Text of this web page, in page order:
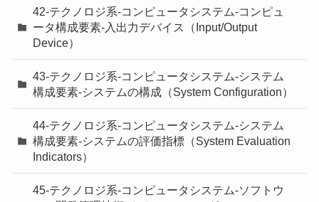
42-テクノロジ系-コンピュータシステム-コンピュ
ータ構成要素-入出力デバイス（Input/Output
Device）
43-テクノロジ系-コンピュータシステム-システム
構成要素-システムの構成（System Configuration）
44-テクノロジ系-コンピュータシステム-システム
構成要素-システムの評価指標（System Evaluation
Indicators）
45-テクノロジ系-コンピュータシステム-ソフトウ